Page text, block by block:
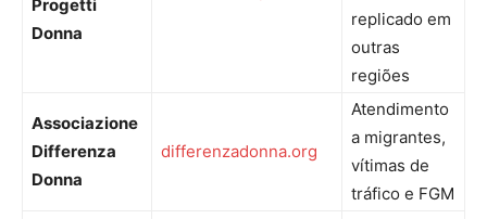
Progetti
Donna
replicado em
outras
regiões
Associazione
Differenza
Donna
differenzadonna.org
Atendimento
a migrantes,
vítimas de
tráfico e FGM